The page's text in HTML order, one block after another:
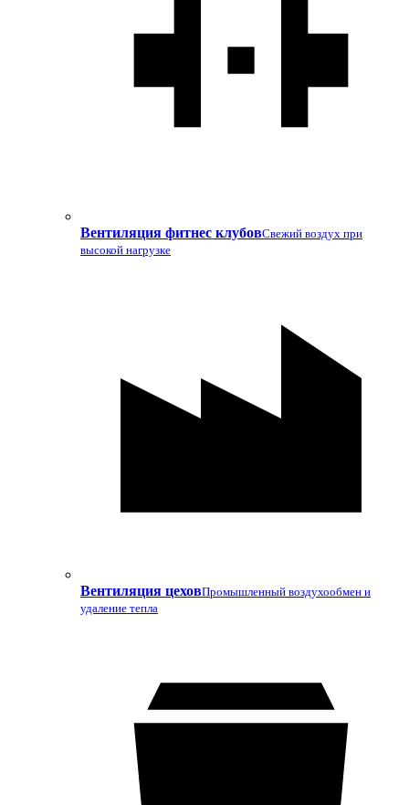
Вентиляция фитнес клубовСвежий воздух при
высокой нагрузке
Вентиляция цеховПромышленный воздухообмен и
удаление тепла